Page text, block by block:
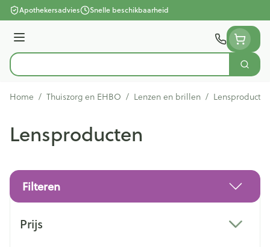
Ga naar de inhoud
Apothekersadvies Snelle beschikbaarheid
Menu
Product, merk, categorie...
Zoek
Home / Thuiszorg en EHBO / Lenzen en brillen / Lensproducten
Lensproducten
Filteren
Prijs